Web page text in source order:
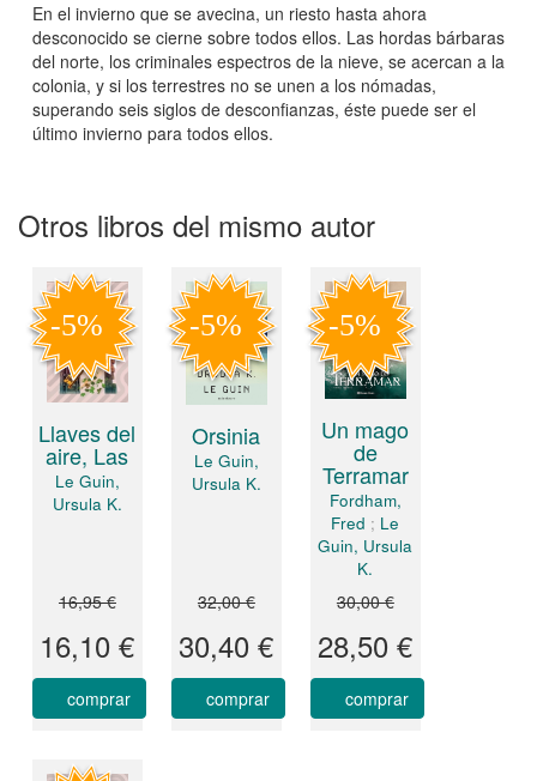
En el invierno que se avecina, un riesto hasta ahora
desconocido se cierne sobre todos ellos. Las hordas bárbaras
del norte, los criminales espectros de la nieve, se acercan a la
colonia, y si los terrestres no se unen a los nómadas,
superando seis siglos de desconfianzas, éste puede ser el
último invierno para todos ellos.
Otros libros del mismo autor
Llaves del
aire, Las
Le Guin,
Ursula K.
16,95 €
16,10 €
comprar
Orsinia
Le Guin,
Ursula K.
32,00 €
30,40 €
comprar
Un mago
de
Terramar
Fordham,
Fred ; Le
Guin, Ursula
K.
30,00 €
28,50 €
comprar